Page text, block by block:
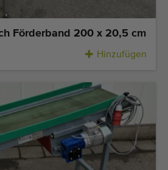
Förderband 200 x 20,5 cm
Hinzufügen